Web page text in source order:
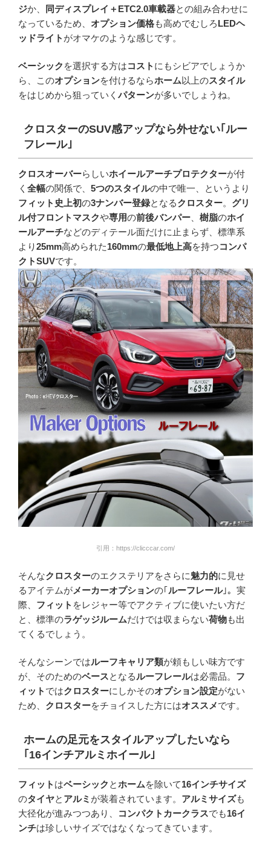
ジか、 同ディスプレイ＋ETC2.0車載器との組み合わせに
なっているため、 オプション価格も高めでむしろLEDヘ
ッドライト がオマケのような感じです。
ベーシック を選択する方はコスト にもシビアでしょうか
ら、このオプションを付けるならホーム以上のスタイル
をはじめから狙っていく パターンが多いでしょうね。
クロスターのSUV感アップなら外せない｢ルー
フレール｣
クロスオーバーらしいホイールアーチプロテクターが付
く 全幅の関係で、 5つのスタイルの中で唯一、というより
フィット史上初の3ナンバー登録となるクロスター。 グリ
ル付フロントマスクや専用の前後バンパー 樹脂のホイ
ールアーチなどのディテール面だけに止まらず、標準系
より25mm高められた160mmの最低地上高を持つコンパ
クトSUVです。
引用：https://clicccar.com/
そんなクロスターのエクステリアをさらに魅力的に見せ
るアイテムがメーカーオプションの｢ルーフレール｣。実
際、 フィット をレジャー等でアクティブに使いたい方だ
と、標準のラゲッジルームだけでは収まらない荷物も出
てくるでしょう。
そんなシーンではルーフキャリア類が頼もしい味方です
が、そのためのベースとなるルーフレールは必需品。 フ
ィット ではクロスターにしかそのオプション設定がない
ため、 クロスターをチョイスした方にはオススメです。
ホームの足元をスタイルアップしたいなら
｢ 16インチアルミホイール｣
フィット はベーシック とホームを除いて16インチサイズ
のタイヤと アルミ が装着されています。 アルミサイズも
大径化が進みつつあり、
コンパクトカークラスでも16イ
ンチは珍しいサイズではなくなってきています。